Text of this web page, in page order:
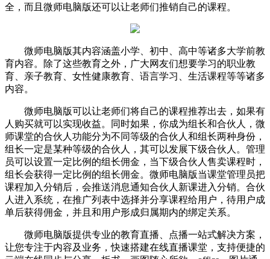
全，而且微师电脑版还可以让老师们推销自己的课程。
微师电脑版其内容涵盖小学、初中、高中等诸多大学前教
育内容。除了这些教育之外，广大网友们想要学习的职业教
育、亲子教育、女性健康教育、语言学习、生活课程等等诸多
内容。
微师电脑版可以让老师们将自己的课程推荐出去，如果有
人购买就可以实现收益。同时如果，你成为组长和合伙人，微
师课堂的合伙人功能分为不同等级的合伙人和组长两种身份，
组长一定是某种等级的合伙人，其可以发展下级合伙人。管理
员可以设置一定比例的组长佣金，当下级合伙人售卖课程时，
组长会获得一定比例的组长佣金。微师电脑版当课堂管理员把
课程加入分销后，会推送消息通知合伙人新课进入分销。合伙
人进入系统，在推广列表中选择并分享课程给用户，待用户成
单后获得佣金，并且和用户形成归属期内的绑定关系。
微师电脑版提供专业的教育直播、点播一站式解决方案，
让您专注于内容及业务，快速搭建在线直播课堂，支持便捷的